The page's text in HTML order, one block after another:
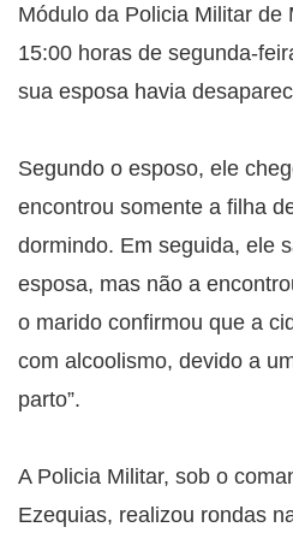
Módulo da Policia Militar de
15:00 horas de segunda-
sua esposa havia
Segundo o esposo, ele
encontrou somente a filha
dormindo. Em seguida, ele
esposa, mas não a
o marido confirmou que a
com alcoolismo, devido a
parto”.
A Policia Militar, sob o
Ezequias, realizou rondas